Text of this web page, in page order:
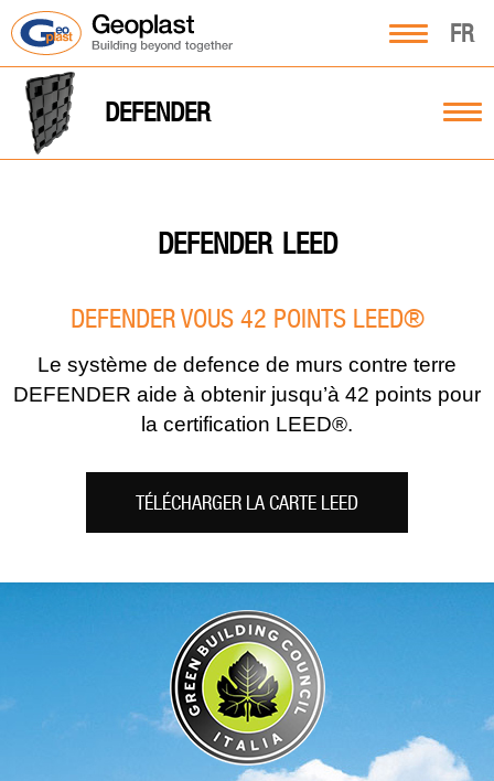
FR
DEFENDER
DEFENDER LEED
DEFENDER VOUS 42 POINTS LEED®
Le système de defence de murs contre terre
DEFENDER aide à obtenir jusqu’à 42 points pour
la certification LEED®.
TÉLÉCHARGER LA CARTE LEED